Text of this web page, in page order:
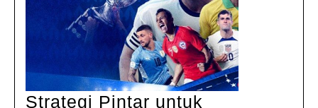
Strategi Pintar untuk